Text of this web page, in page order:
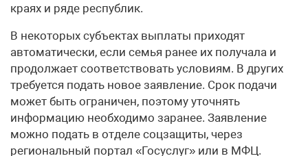
краях и ряде республик.
В некоторых субъектах выплаты приходят
автоматически, если семья ранее их получала и
продолжает соответствовать условиям. В других
требуется подать новое заявление. Срок подачи
может быть ограничен, поэтому уточнять
информацию необходимо заранее. Заявление
можно подать в отделе соцзащиты, через
региональный портал «Госуслуг» или в МФЦ.